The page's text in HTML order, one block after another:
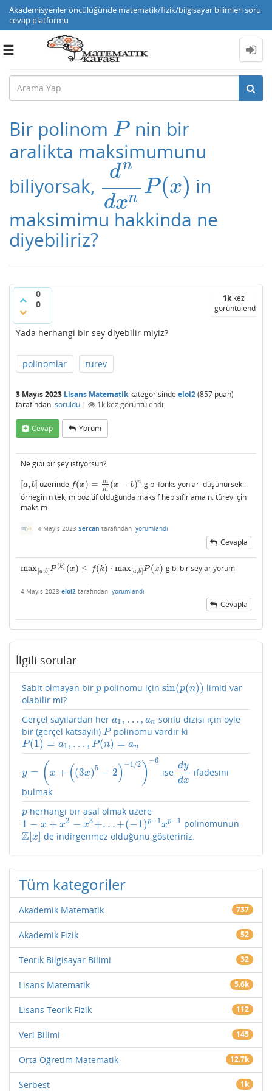
Akademisyenler öncülüğünde matematik/fizik/bilgisayar bilimleri soru
cevap platformu
Toggle
Bir polinom P
P nin bir
aralikta maksimumunu
biliyorsak,
dn
dxn
P(x)
dndxnP(x)
in
maksimimu hakkinda ne
diyebiliriz?
0
0
1kkez
görüntülendi
Yada herhangi bir sey diyebilir miyiz?
polinomlar turev
3 Mayıs 2023 Lisans Matematikkategorisinde eloi2(857 puan)
tarafından soruldu | 1k kez görüntülendi
Cevap Yorum
Ne gibi bir şey istiyorsun?
[a, b]
a,b] üzerinde f(x) =
m
n! (x − b)n
f(x)=mn! x−b)n
gibi fonksiyonları düşünürsek...
örnegin n tek, m pozitif olduğunda maks f hep sıfır ama n. türev için
maks m.
4 Mayıs 2023 Sercan tarafından yorumlandı
Cevapla
max[a,b]P (k) (x) ≤ f(k) ⋅ max[a,b]P(x)
max[a, b]P(k)( x)≤f k)⋅ max[a , b]P(x) gibi bir sey ariyorum
4 Mayıs 2023 eloi2 tarafından yorumlandı
Cevapla
İlgili sorular
Sabit olmayan bir p
ppolinomu için sin(p(n))
sin(p(n))
limiti var
olabilir mi?
Gerçel sayılardan her a1 , …, an
a1 ,… a n
sonlu dizisi için öyle
bir (gerçel katsayılı) P
P polinomu vardır ki
P(1) = a1, … , P(n) = an
P(1)=a 1,…,P n) = a n
y = ( x + ((3x)5 − 2) −1 /2 ) −6
y= (x+ (( 3x 5− 2 )−1/2)− 6 ise
dy
dx
dyd xifadesini
bulmak
p
pherhangi bir asal olmak üzere
1 − x + x2 − x3 +. . .+(−1)p−1xp−1
1 −x+ x2 −x 3+. .+ −1)p− 1 x p−1 polinomunun
Z[x]
Z[ x] de indirgenmez olduğunu gösteriniz.
Tüm kategoriler
Akademik Matematik 737
Akademik Fizik 52
Teorik Bilgisayar Bilimi 32
Lisans Matematik 5.6k
Lisans Teorik Fizik 112
Veri Bilimi 145
Orta Öğretim Matematik 12.7k
Serbest 1k